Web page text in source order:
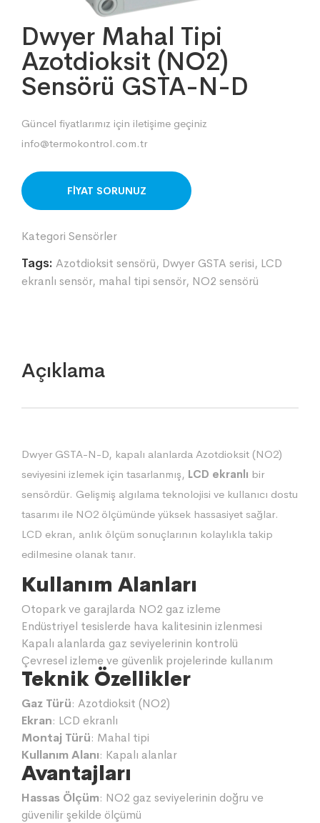
Dwyer Mahal Tipi
Azotdioksit (NO2)
Sensörü GSTA-N-D
Güncel fiyatlarımız için iletişime geçiniz
info@termokontrol.com.tr
ORDER ON WHATSAPP
Kategori Sensörler
Tags: Azotdioksit sensörü, Dwyer GSTA serisi, LCD
ekranlı sensör, mahal tipi sensör, NO2 sensörü
Açıklama
Dwyer GSTA-N-D, kapalı alanlarda Azotdioksit (NO2)
seviyesini izlemek için tasarlanmış, LCD ekranlı bir
sensördür. Gelişmiş algılama teknolojisi ve kullanıcı dostu
tasarımı ile NO2 ölçümünde yüksek hassasiyet sağlar.
LCD ekran, anlık ölçüm sonuçlarının kolaylıkla takip
edilmesine olanak tanır.
Kullanım Alanları
Otopark ve garajlarda NO2 gaz izleme
Endüstriyel tesislerde hava kalitesinin izlenmesi
Kapalı alanlarda gaz seviyelerinin kontrolü
Çevresel izleme ve güvenlik projelerinde kullanım
Teknik Özellikler
Gaz Türü: Azotdioksit (NO2)
Ekran: LCD ekranlı
Montaj Türü: Mahal tipi
Kullanım Alanı: Kapalı alanlar
Avantajları
Hassas Ölçüm: NO2 gaz seviyelerinin doğru ve
güvenilir şekilde ölçümü